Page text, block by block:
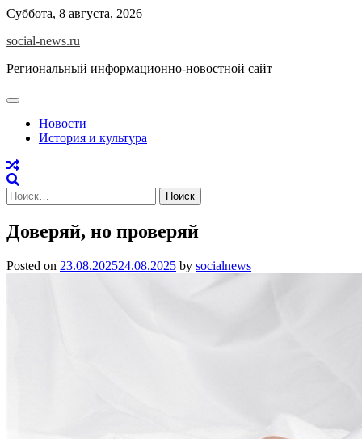
Skip
content
Суббота, 8 августа, 2026
social-news.ru
Региональный информационно-новостной сайт
Новости
История и культура
Найти:
Доверяй, но проверяй
Posted on 23.08.202524.08.2025 by socialnews